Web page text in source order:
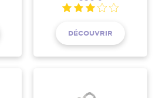
DÉCOUVRIR